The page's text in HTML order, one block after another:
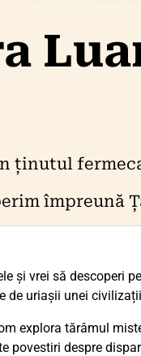
ținutul
împreună
și vrei să descoperi
de uriașii unei
explora tărâmul
povestiri despre